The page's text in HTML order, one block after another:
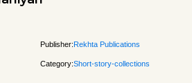
Publisher:Rekhta Publications
Category:Short-story-collections